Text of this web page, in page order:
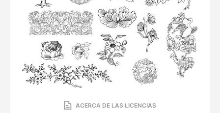
ACERCA DE LAS LICENCIAS